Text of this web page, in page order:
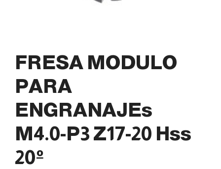
FRESA MODULO
PARA
ENGRANAJEs
M4.0-P3 Z17-20 Hss
20º